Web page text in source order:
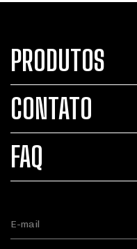
PRODUTOS
CONTATO
FAQ